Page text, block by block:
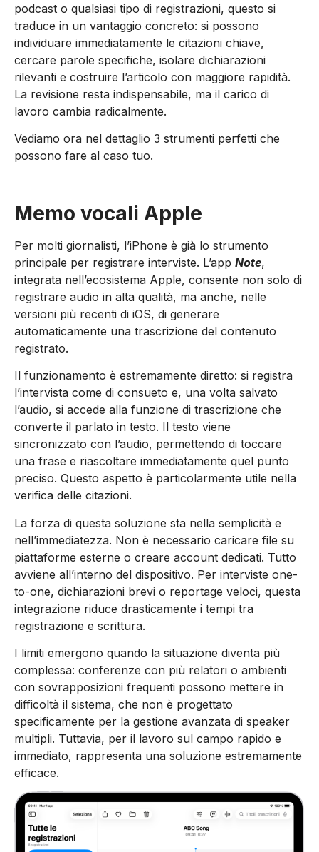
podcast o qualsiasi tipo di registrazioni, questo si
traduce in un vantaggio concreto: si possono
individuare immediatamente le citazioni chiave,
cercare parole specifiche, isolare dichiarazioni
rilevanti e costruire l’articolo con maggiore rapidità.
La revisione resta indispensabile, ma il carico di
lavoro cambia radicalmente.
Vediamo ora nel dettaglio 3 strumenti perfetti che
possono fare al caso tuo.
Memo vocali Apple
Per molti giornalisti, l’iPhone è già lo strumento
principale per registrare interviste. L’app Note,
integrata nell’ecosistema Apple, consente non solo di
registrare audio in alta qualità, ma anche, nelle
versioni più recenti di iOS, di generare
automaticamente una trascrizione del contenuto
registrato.
Il funzionamento è estremamente diretto: si registra
l’intervista come di consueto e, una volta salvato
l’audio, si accede alla funzione di trascrizione che
converte il parlato in testo. Il testo viene
sincronizzato con l’audio, permettendo di toccare
una frase e riascoltare immediatamente quel punto
preciso. Questo aspetto è particolarmente utile nella
verifica delle citazioni.
La forza di questa soluzione sta nella semplicità e
nell’immediatezza. Non è necessario caricare file su
piattaforme esterne o creare account dedicati. Tutto
avviene all’interno del dispositivo. Per interviste one-
to-one, dichiarazioni brevi o reportage veloci, questa
integrazione riduce drasticamente i tempi tra
registrazione e scrittura.
I limiti emergono quando la situazione diventa più
complessa: conferenze con più relatori o ambienti
con sovrapposizioni frequenti possono mettere in
difficoltà il sistema, che non è progettato
specificamente per la gestione avanzata di speaker
multipli. Tuttavia, per il lavoro sul campo rapido e
immediato, rappresenta una soluzione estremamente
efficace.